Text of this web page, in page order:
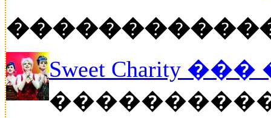
Sweet Charity